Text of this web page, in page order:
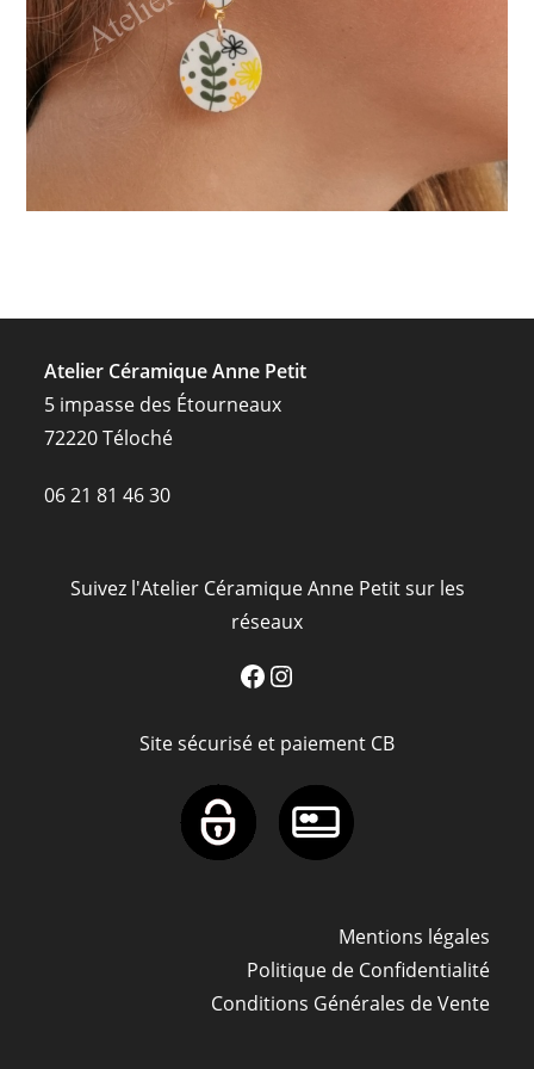
Atelier Céramique Anne Petit
5 impasse des Étourneaux
72220 Téloché
06 21 81 46 30
Suivez l'Atelier Céramique Anne Petit sur les
réseaux
FacebookInstagram
Site sécurisé et paiement CB
Mentions légales
Politique de Confidentialité
Conditions Générales de Vente